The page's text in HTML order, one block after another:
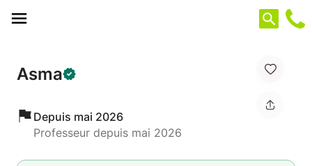
Asma
Depuis mai 2026
Professeur depuis mai 2026